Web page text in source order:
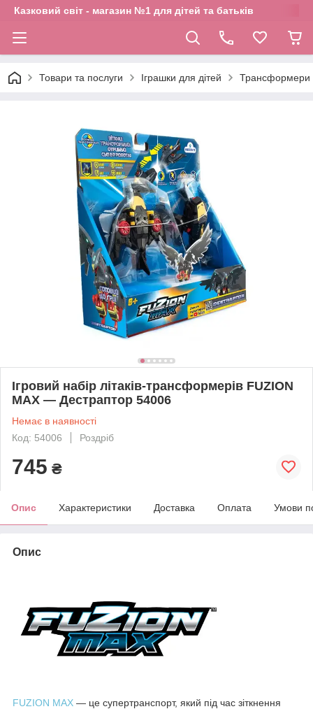
Казковий світ - магазин №1 для дітей та батьків
Товари та послуги Іграшки для дітей Трансформери
Ігровий набір літаків-трансформерів FUZION
MAX — Дестраптор 54006
Немає в наявності
Код: 54006
Роздріб
745 ₴
Опис Характеристики Доставка Оплата Умови
Опис
FUZION MAX — це супертранспорт, який під час зіткнення